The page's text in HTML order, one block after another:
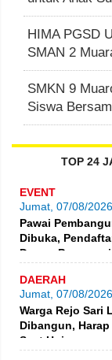
HIMA PGSD
SMAN 2
SMKN 9
Siswa
TOP 24
EVENT
Jumat, 07/08/
Pawai
Dibuka,
Dusun Purwosari
DAERAH
Jumat, 07/08/
Warga Rejo Sari
Dibangun,
Saat Hujan